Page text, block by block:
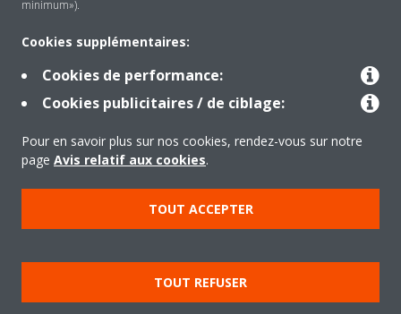
Contact
Products
Copyright © Daikin
Mentions légales
Avis relatif aux cookies
Politique de confidentialité des données
Éthique de l'entreprise
Data Act
minimum»).
Cookies supplémentaires:
Cookies de performance:
Cookies publicitaires / de ciblage:
Pour en savoir plus sur nos cookies, rendez-vous sur notre
page Avis relatif aux cookies.
TOUT ACCEPTER
TOUT REFUSER